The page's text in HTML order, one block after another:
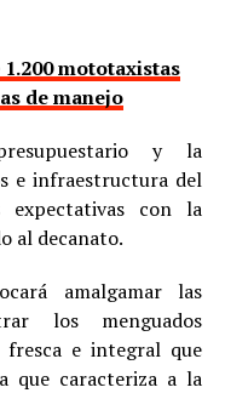
mototaxistas
de manejo
y la
e infraestructura del
expectativas con la
al decanato.
amalgamar las
los menguados
e integral que
que caracteriza a la